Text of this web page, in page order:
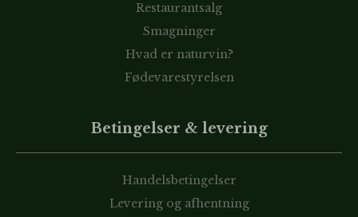
Restaurantsalg
Smagninger
Hvad er naturvin?
Fødevarestyrelsen
Betingelser & levering
Handelsbetingelser
Levering og afhentning